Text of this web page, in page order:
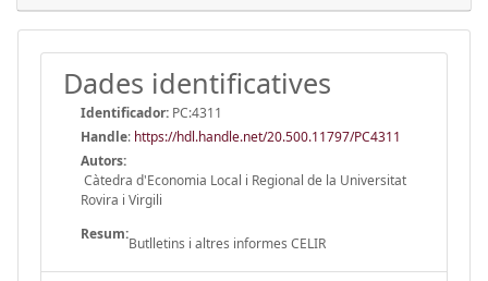
Dades identificatives
Identificador: PC:4311
Handle: https://hdl.handle.net/20.500.11797/PC4311
Autors:
Càtedra d'Economia Local i Regional de la Universitat
Rovira i Virgili
Resum:
Butlletins i altres informes CELIR